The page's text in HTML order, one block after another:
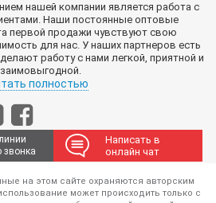
нашей компании является работа с
Наши постоянные оптовые
первой продажи чувствуют свою
для нас. У наших партнеров есть
работу с нами легкой, приятной и
полностью
Написать в
онлайн чат
на этом сайте охраняются авторским
может происходить только с